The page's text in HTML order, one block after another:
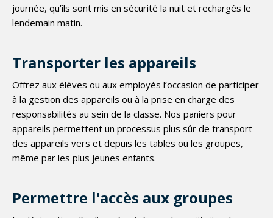
journée, qu’ils sont mis en sécurité la nuit et rechargés le
lendemain matin.
Transporter les appareils
Offrez aux élèves ou aux employés l’occasion de participer
à la gestion des appareils ou à la prise en charge des
responsabilités au sein de la classe. Nos paniers pour
appareils permettent un processus plus sûr de transport
des appareils vers et depuis les tables ou les groupes,
même par les plus jeunes enfants.
Permettre l'accès aux groupes